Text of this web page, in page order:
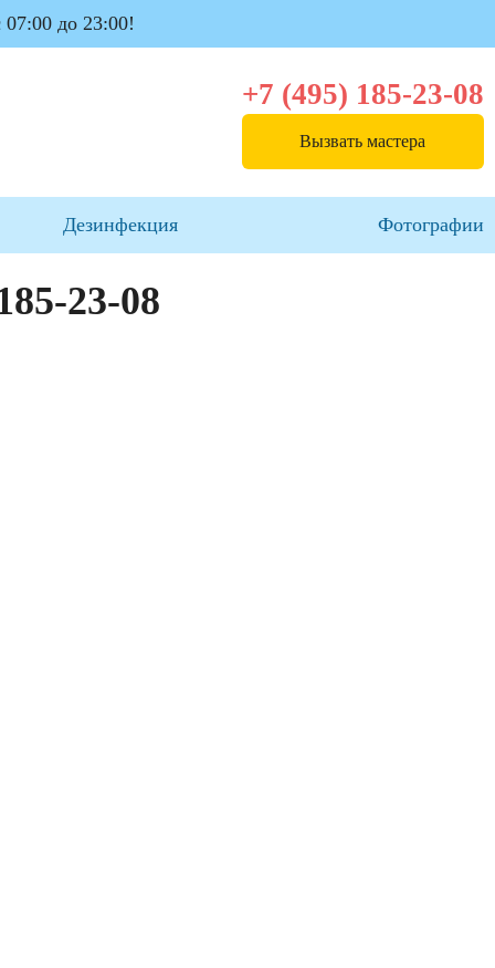
07:00 до 23:00!
+7 (495) 185-23-08
Вызвать мастера
Дезинфекция Фотографии
23-08